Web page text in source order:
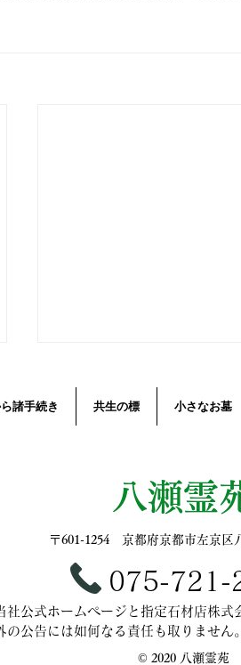
期間限定墓で将来、墓じ
の不安がありません。
諸手続き 共生の標 小さなお墓
八瀬霊
〒601-1254 京都府京都市左京区
075-721-
社公式ホームページと指定石材店株
の公告には如何なる責任も取りません。
©︎ 2020 八瀬霊苑